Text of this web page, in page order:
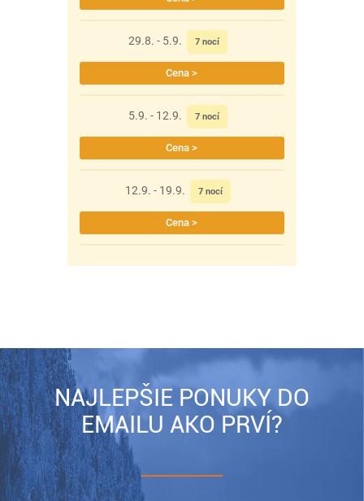
29.8. - 5.9. 7 nocí
Cena >
5.9. - 12.9. 7 nocí
Cena >
12.9. - 19.9. 7 nocí
Cena >
NAJLEPŠIE PONUKY DO
EMAILU AKO PRVÍ?